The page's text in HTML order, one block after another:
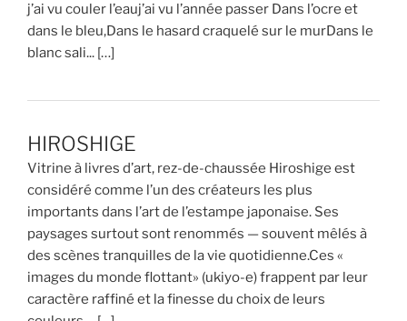
j’ai vu couler l’eauj’ai vu l’année passer Dans l’ocre et
dans le bleu,Dans le hasard craquelé sur le murDans le
blanc sali... […]
HIROSHIGE
Vitrine à livres d’art, rez-de-chaussée Hiroshige est
considéré comme l’un des créateurs les plus
importants dans l’art de l’estampe japonaise. Ses
paysages surtout sont renommés — souvent mêlés à
des scènes tranquilles de la vie quotidienne.Ces «
images du monde flottant» (ukiyo-e) frappent par leur
caractère raffiné et la finesse du choix de leurs